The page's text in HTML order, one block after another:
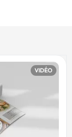
VIDÉO